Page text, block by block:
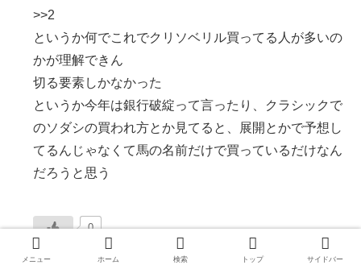
>>2
というか何でこれでクリソベリル買ってる人が多いの
かが理解できん
切る要素しかなかった
というか今年は銀行破綻って言ったり、クラシックで
のソダシの買われ方とか見てると、展開とかで予想し
てるんじゃなくて馬の名前だけで買っているだけなん
だろうと思う
0
返信
メニュー ホーム 検索 トップ サイドバー